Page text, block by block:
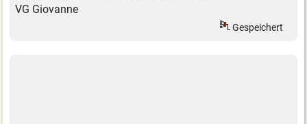
VG Giovanne
Gespeichert